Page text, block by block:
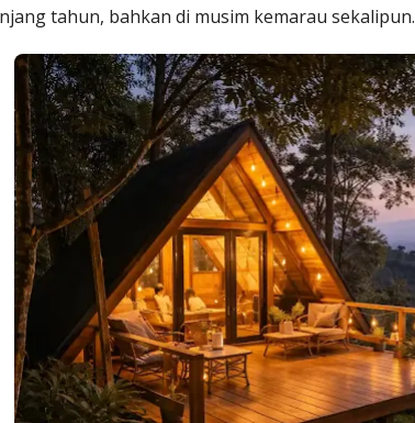
tahun, bahkan di musim kemarau sekalipun.